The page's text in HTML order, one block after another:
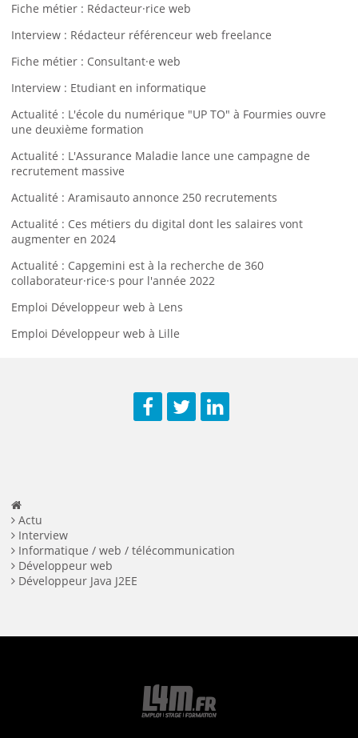
Fiche métier : Rédacteur·rice web
Interview : Rédacteur référenceur web freelance
Fiche métier : Consultant·e web
Interview : Etudiant en informatique
Actualité : L'école du numérique "UP TO" à Fourmies ouvre
une deuxième formation
Actualité : L'Assurance Maladie lance une campagne de
recrutement massive
Actualité : Aramisauto annonce 250 recrutements
Actualité : Ces métiers du digital dont les salaires vont
augmenter en 2024
Actualité : Capgemini est à la recherche de 360
collaborateur·rice·s pour l'année 2022
Emploi Développeur web à Lens
Emploi Développeur web à Lille
Actu
Interview
Informatique / web / télécommunication
Développeur web
Développeur Java J2EE